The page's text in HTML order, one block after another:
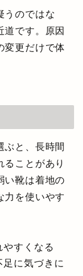
うのではな
道です。原因
変更だけで体
ぶと、長時間
ことがあり
い靴は着地の
力を使いやす
すくなる
に気づきに